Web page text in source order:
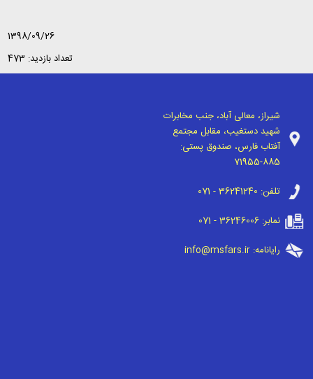
1398/09/26
تعداد بازدید: 473
شیراز، معالی آباد، جنب مخابرات
شهید دستغیب، مقابل مجتمع
آفتاب فارس، صندوق پستی:
71955-885
تلفن: 071 - 36241240
نمابر:071 - 36246006
رایانامه:info@msfars.ir